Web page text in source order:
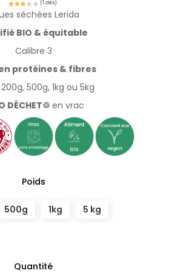
séchées Lerida
BIO & équitable
Calibre 3
protéines & fibres
500g, 1kg ou 5kg
DÉCHET♲ en vrac
Poids
500g 1kg 5 kg
Quantité